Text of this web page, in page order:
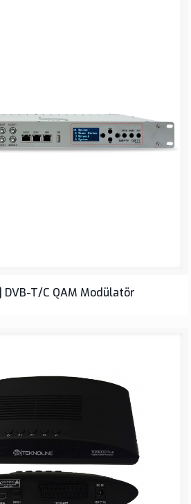
DVB-T/C QAM Modülatör